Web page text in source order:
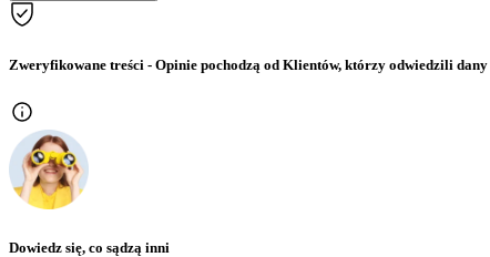
Zweryfikowane treści - Opinie pochodzą od Klientów, którzy odwiedzili
Dowiedz się, co sądzą inni